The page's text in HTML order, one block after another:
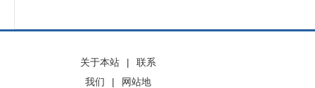
关于本站 |
联系
我们
|
网站地